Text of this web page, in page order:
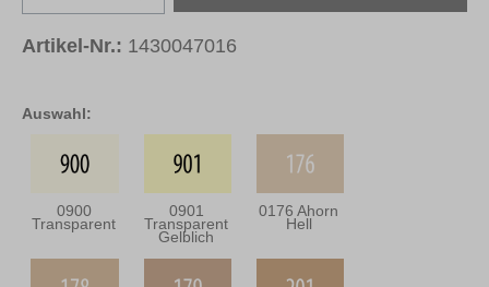
Auswahl:
0900
Transparent
0901
Transparent
Gelblich
0176 Ahorn
Hell
Artikel-Nr.: 1430047016